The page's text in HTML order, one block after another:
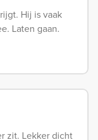
Hij is vaak
Laten gaan.
zit. Lekker dicht